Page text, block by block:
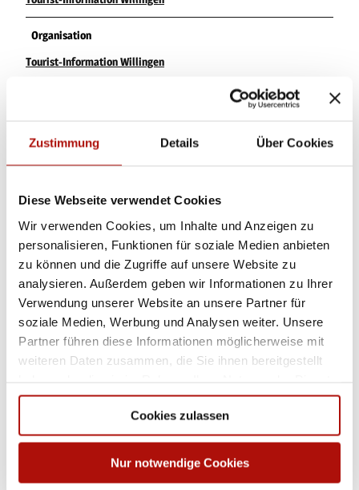
Zustimmung Details Über Cookies
Diese Webseite verwendet Cookies
Wir verwenden Cookies, um Inhalte und Anzeigen zu
personalisieren, Funktionen für soziale Medien anbieten
zu können und die Zugriffe auf unsere Website zu
analysieren. Außerdem geben wir Informationen zu Ihrer
Verwendung unserer Website an unsere Partner für
soziale Medien, Werbung und Analysen weiter. Unsere
Partner führen diese Informationen möglicherweise mit
weiteren Daten zusammen, die Sie ihnen bereitgestellt
gesammelt haben.
Cookies zulassen
Nur notwendige Cookies
Organisation
Tourist-Information Willingen
+49 5632 / 9694353
In der Nähe
Veranstaltung